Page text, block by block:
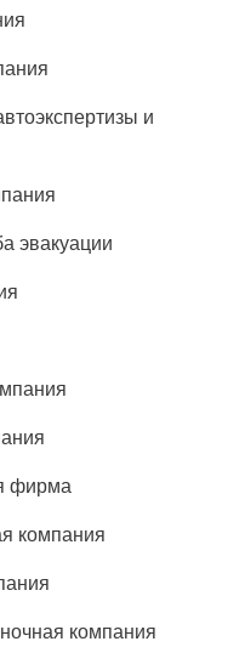
и
эвакуации
фирма
компания
компания